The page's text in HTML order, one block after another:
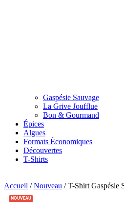
Gaspésie Sauvage
La Grive Joufflue
Bon & Gourmand
Épices
Algues
Formats Économiques
Découvertes
T-Shirts
Accueil /Nouveau / T-Shirt Gaspésie
NOUVEAU